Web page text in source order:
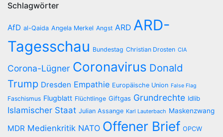
Schlagwörter
AfD al-Qaida Angela Merkel Angst ARD ARD-
Tagesschau Bundestag Christian Drosten CIA
Corona-Lügner Coronavirus Donald
Trump Dresden Empathie Europäische Union False Flag
Faschismus Flugblatt Flüchtlinge Giftgas Grundrechte Idlib
Islamischer Staat Julian Assange Karl Lauterbach Maskenzwang
MDR Medienkritik NATO Offener Brief OPCW